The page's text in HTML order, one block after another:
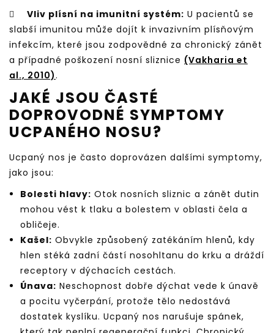
 Vliv plísní na imunitní systém: U pacientů se
slabší imunitou může dojít k invazivním plísňovým
infekcím, které jsou zodpovědné za chronický zánět
a případné poškození nosní sliznice (Vakharia et
al., 2010).
JAKÉ JSOU ČASTÉ
DOPROVODNÉ SYMPTOMY
UCPANÉHO NOSU?
Ucpaný nos je často doprovázen dalšími symptomy,
jako jsou:
Bolesti hlavy: Otok nosních sliznic a zánět dutin
mohou vést k tlaku a bolestem v oblasti čela a
obličeje.
Kašel: Obvykle způsobený zatékáním hlenů, kdy
hlen stéká zadní částí nosohltanu do krku a dráždí
receptory v dýchacích cestách.
Únava: Neschopnost dobře dýchat vede k únavě
a pocitu vyčerpání, protože tělo nedostává
dostatek kyslíku. Ucpaný nos narušuje spánek,